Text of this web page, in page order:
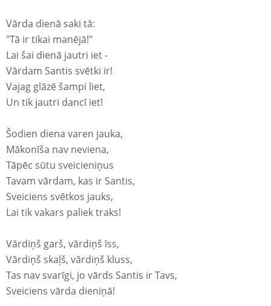
Vārda dienā saki tā:
"Tā ir tikai manējā!"
Lai šai dienā jautri iet -
Vārdam Santis svētki ir!
Vajag glāzē šampi liet,
Un tik jautri dancī iet!
Šodien diena varen jauka,
Mākonīša nav neviena,
Tāpēc sūtu sveicieniņus
Tavam vārdam, kas ir Santis,
Sveiciens svētkos jauks,
Lai tik vakars paliek traks!
Vārdiņš garš, vārdiņš īss,
Vārdiņš skaļš, vārdiņš kluss,
Tas nav svarīgi, jo vārds Santis ir Tavs,
Sveiciens vārda dieniņā!